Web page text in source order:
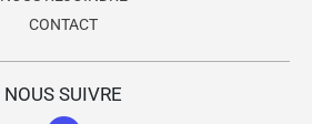
CONTACT
NOUS SUIVRE